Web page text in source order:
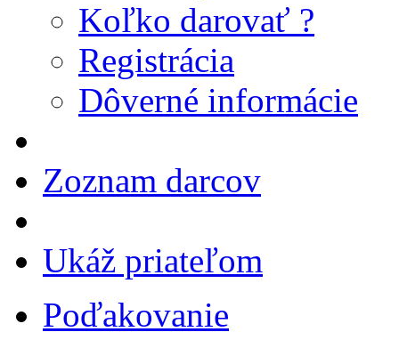
Koľko darovať ?
Registrácia
Dôverné informácie
Zoznam darcov
Ukáž priateľom
Poďakovanie